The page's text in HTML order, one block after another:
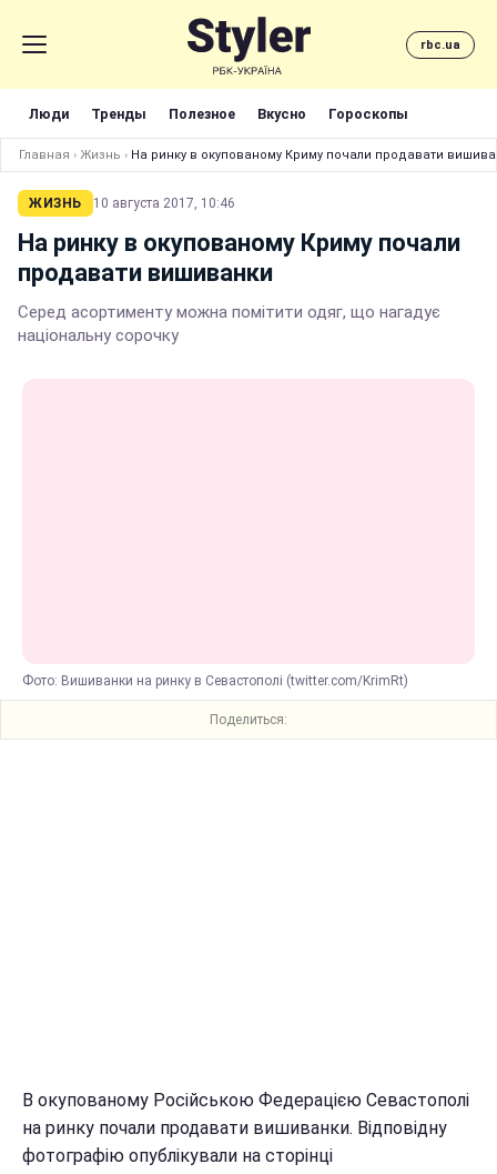
rbc.ua
Люди Тренды Полезное Вкусно Гороскопы
Главная › Жизнь › На ринку в окупованому Криму почали продавати
ЖИЗНЬ 10 августа 2017, 10:46
На ринку в окупованому Криму почали
продавати вишиванки
Серед асортименту можна помітити одяг, що нагадує
національну сорочку
Фото: Вишиванки на ринку в Севастополі (twitter.com/KrimRt)
Поделиться:
В окупованому Російською Федерацією Севастополі
на ринку почали продавати вишиванки. Відповідну
фотографію опублікували на сторінці